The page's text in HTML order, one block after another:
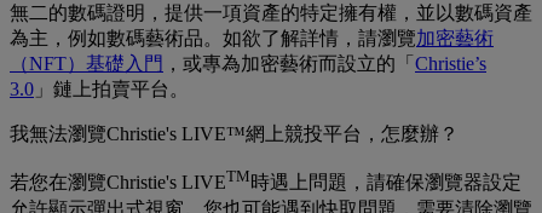
無二的數碼證明，提供一項資產的特定擁有權，並以數碼資產
為主，例如數碼藝術品。如欲了解詳情，請瀏覽加密藝術
（NFT）基礎入門 ，或專為加密藝術而設立的「 Christie’s
3.0 」鏈上拍賣平台。
我無法瀏覽Christie's LIVE™網上競投平台，怎麼辦？
若您在瀏覽Christie's LIVETM時遇上問題，請確保瀏覽器設定
允許顯示彈出式視窗。您也可能遇到快取問題，需要清除瀏覽